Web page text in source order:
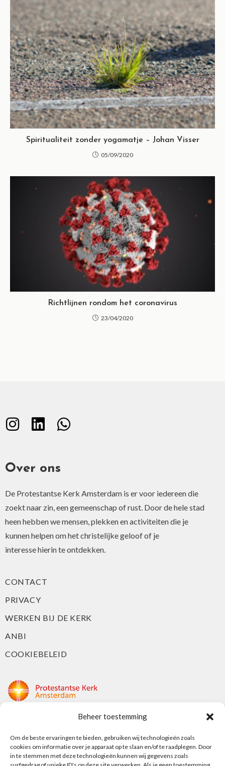
Beheer toestemming
Om de beste ervaringen te bieden, gebruiken wij technologieën zoals
cookies om informatie over je apparaat op te slaan en/of te raadplegen. Door
in te stemmen met deze technologieën kunnen wij gegevens zoals
Spiritualiteit zonder yogamatje – Johan Visser
05/09/2020
Richtlijnen rondom het coronavirus
23/04/2020
Over ons
De Protestantse Kerk Amsterdam is er voor iedereen die
zoekt naar zin, een gemeenschap of rust. Door de hele stad
heen hebben we mensen, plekken en activiteiten die je
kunnen helpen om het christelijke geloof of je
interesse hierin te ontdekken.
CONTACT
PRIVACY
WERKEN BIJ DE KERK
ANBI
COOKIEBELEID
Nieuwe Herengracht 18
1018 DP Amsterdam